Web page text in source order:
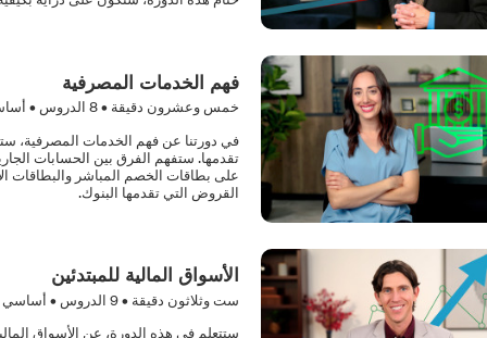
فهم الخدمات المصرفية
خمس وعشرون دقيقة •8الدروس •
في دورتنا عن فهم الخدمات المصرفية،
تقدمها. ستفهم الفرق بين الحسابات
على بطاقات الخصم المباشر والبطاقات
القروض التي تقدمها البنوك.
الأسواق المالية للمبتدئين
ست وثلاثون دقيقة •9الدروس • أساسي
ستتعلم في هذه الدورة، عن الأسواق